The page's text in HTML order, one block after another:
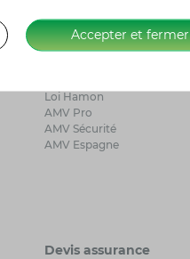
Liens utiles
Loi Hamon
AMV Pro
AMV Sécurité
AMV Espagne
Devis assurance
Accepter et fermer